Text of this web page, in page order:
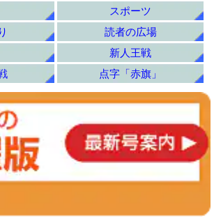
スポーツ
読者の広場
新人王戦
点字「赤旗」